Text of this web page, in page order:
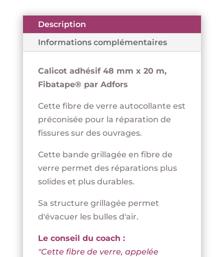
Description
Informations complémentaires
Calicot adhésif 48 mm x 20 m,
Fibatape® par Adfors
Cette fibre de verre autocollante est
préconisée pour la réparation de
fissures sur des ouvrages.
Cette bande grillagée en fibre de
verre permet des réparations plus
solides et plus durables.
Sa structure grillagée permet
d'évacuer les bulles d'air.
Le conseil du coach :
"Cette fibre de verre, appelée